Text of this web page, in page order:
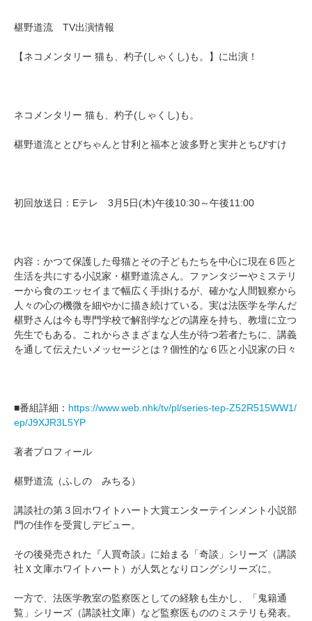
椹野道流 TV出演情報
【ネコメンタリー 猫も、杓子(しゃくし)も。】に出演！
ネコメンタリー 猫も、杓子(しゃくし)も。
椹野道流ととびちゃんと甘利と福本と波多野と実井とちびすけ
初回放送日：Eテレ 3月5日(木)午後10:30～午後11:00
内容：かつて保護した母猫とその子どもたちを中心に現在６匹と
生活を共にする小説家・椹野道流さん。ファンタジーやミステリ
ーから食のエッセイまで幅広く手掛けるが、確かな人間観察から
人々の心の機微を細やかに描き続けている。実は法医学を学んだ
椹野さんは今も専門学校で解剖学などの講座を持ち、教壇に立つ
先生でもある。これからさまざまな人生が待つ若者たちに、講義
を通して伝えたいメッセージとは？個性的な６匹と小説家の日々
■番組詳細： https://www.web.nhk/tv/pl/series-tep-Z52R515WW1/
ep/J9XJR3L5YP
著者プロフィール
椹野道流（ふしの みちる）
講談社の第３回ホワイトハート大賞エンターテインメント小説部
門の佳作を受賞しデビュー。
その後発売された『人買奇談』に始まる「奇談」シリーズ（講談
社Ｘ文庫ホワイトハート）が人気となりロングシリーズに。
一方で、法医学教室の監察医としての経験も生かし、「鬼籍通
覧」シリーズ（講談社文庫）など監察医もののミステリも発表。